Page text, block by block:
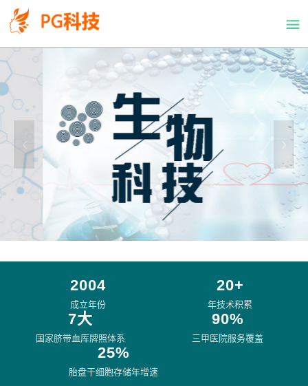
转
到
主
体
育
科
技
限
电
子
网
2004
成立年份
20+
年技术积累
7大
国家脐带血库牌照体系
90%
三甲医院服务覆盖
25%
胎盘干细胞存储年增速